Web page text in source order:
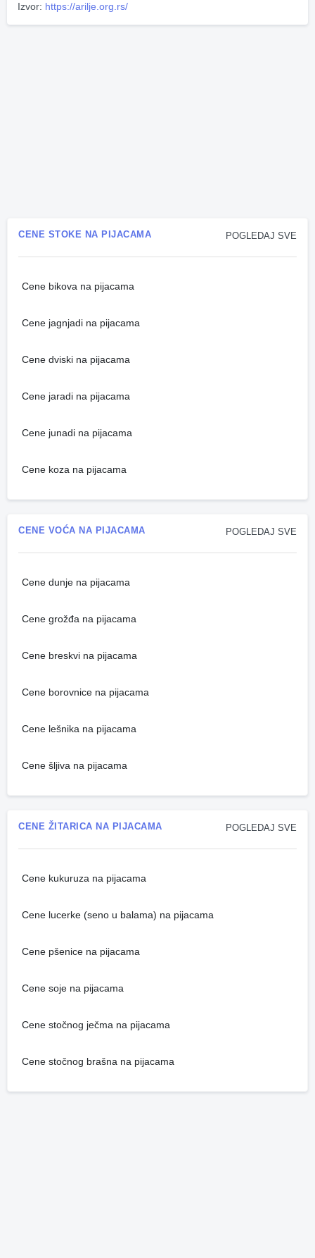
Izvor: https://arilje.org.rs/
POGLEDAJ SVE
CENE STOKE NA PIJACAMA
Cene bikova na pijacama
Cene jagnjadi na pijacama
Cene dviski na pijacama
Cene jaradi na pijacama
Cene junadi na pijacama
Cene koza na pijacama
POGLEDAJ SVE
CENE VOĆA NA PIJACAMA
Cene dunje na pijacama
Cene grožđa na pijacama
Cene breskvi na pijacama
Cene borovnice na pijacama
Cene lešnika na pijacama
Cene šljiva na pijacama
POGLEDAJ SVE
CENE ŽITARICA NA PIJACAMA
Cene kukuruza na pijacama
Cene lucerke (seno u balama) na pijacama
Cene pšenice na pijacama
Cene soje na pijacama
Cene stočnog ječma na pijacama
Cene stočnog brašna na pijacama